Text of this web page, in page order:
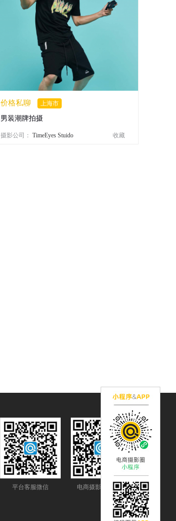
价格私聊 上海市
男装潮牌拍摄
摄影公司： TimeEyes Stuido 收藏
平台客服微信 电商摄影圈公众号